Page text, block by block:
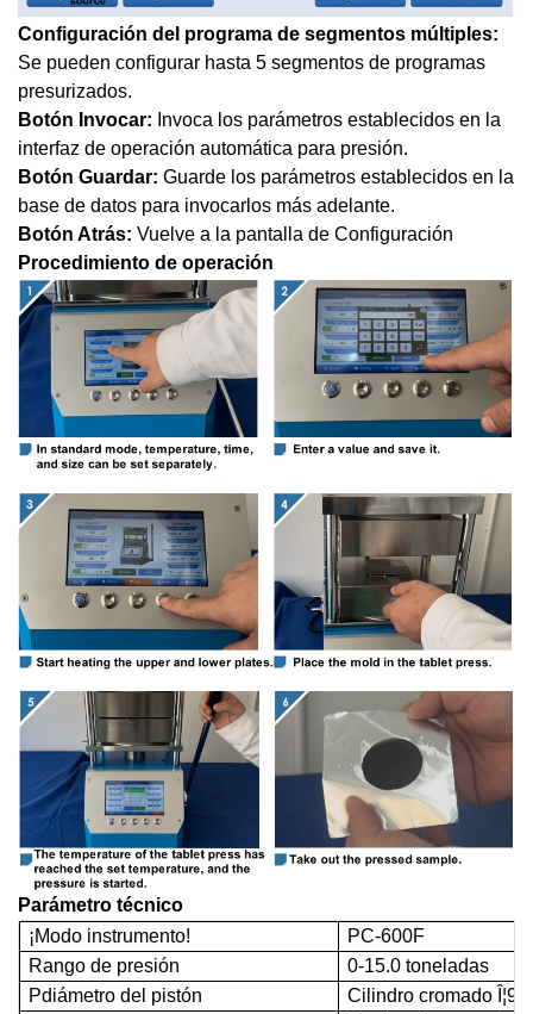
Configuración del programa de segmentos múltiples:
Se pueden configurar hasta 5 segmentos de programas
presurizados.
Botón Invocar: Invoca los parámetros establecidos en la
interfaz de operación automática para presión.
Botón Guardar: Guarde los parámetros establecidos en la
base de datos para invocarlos más adelante.
Botón Atrás: Vuelve a la pantalla de Configuración
Procedimiento de operación
Parámetro técnico
¡Modo instrumento!
PC-600F
Rango de presión
0-15.0 toneladas
Pdiámetro del pistón Cilindro cromado